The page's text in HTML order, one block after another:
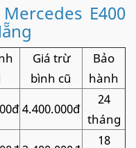
E400
Giá trừ
bình cũ
Bảo
hành
4.400.000đ
24
tháng
18